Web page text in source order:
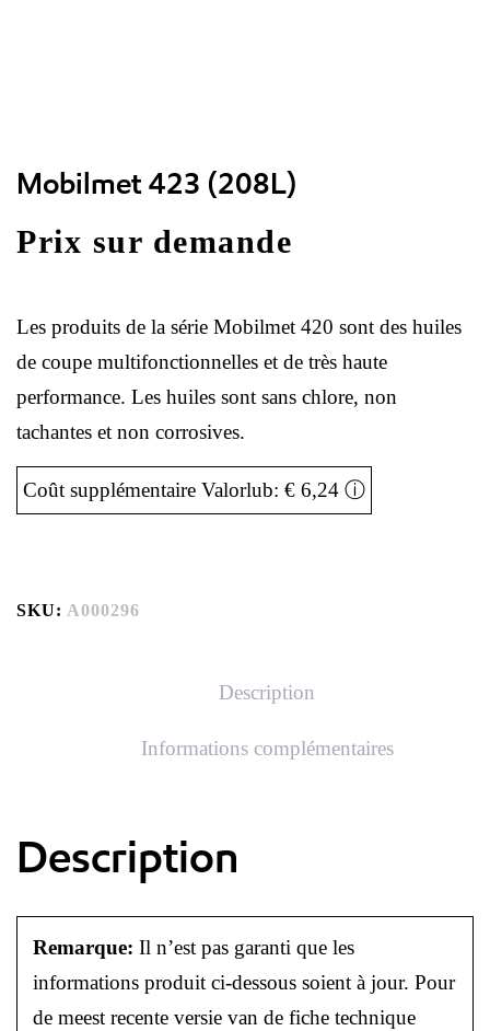
Mobilmet 423 (208L)
Prix sur demande
Les produits de la série Mobilmet 420 sont des huiles
de coupe multifonctionnelles et de très haute
performance. Les huiles sont sans chlore, non
tachantes et non corrosives.
Coût supplémentaire Valorlub: € 6,24 ⓘ
SKU: A000296
Description
Informations complémentaires
Description
Remarque: Il n’est pas garanti que les
informations produit ci-dessous soient à jour. Pour
de meest recente versie van de fiche technique